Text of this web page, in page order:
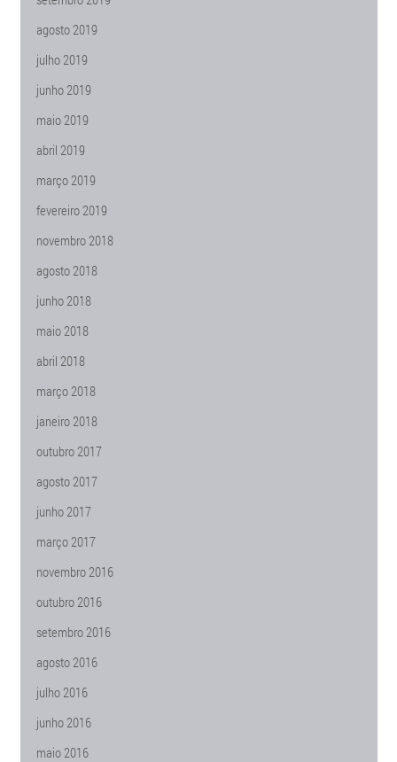
agosto 2019
julho 2019
junho 2019
maio 2019
abril 2019
março 2019
fevereiro 2019
novembro 2018
agosto 2018
junho 2018
maio 2018
abril 2018
março 2018
janeiro 2018
outubro 2017
agosto 2017
junho 2017
março 2017
novembro 2016
outubro 2016
setembro 2016
agosto 2016
julho 2016
junho 2016
maio 2016